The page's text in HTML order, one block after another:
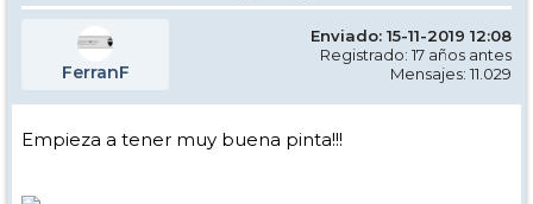
FerranF
Enviado: 15-11-2019 12:08
Registrado: 17 años antes
Mensajes: 11.029
Empieza a tener muy buena pinta!!!